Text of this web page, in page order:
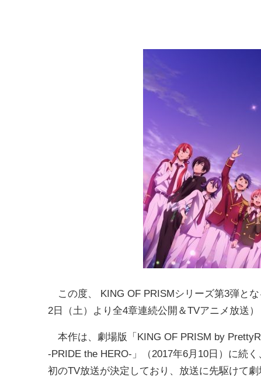
この度、 KING OF PRISMシリーズ第3弾と
2日（土）より全4章連続公開＆TVアニメ放送
本作は、劇場版「KING OF PRISM by
-PRIDE the HERO-」（2017年6月10日）に続
初のTV放送が決定しており、放送に先駆けて